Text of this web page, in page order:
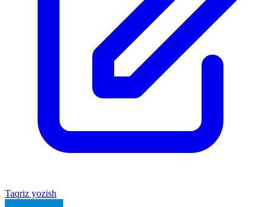
Taqriz yozish